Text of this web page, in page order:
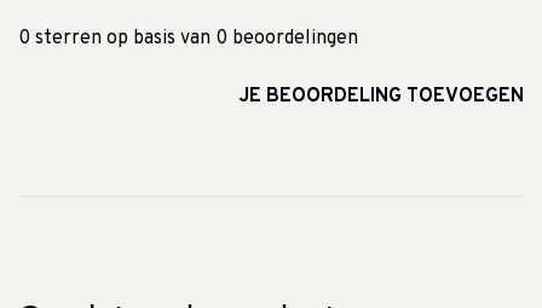
0 sterren op basis van 0 beoordelingen
JE BEOORDELING TOEVOEGEN